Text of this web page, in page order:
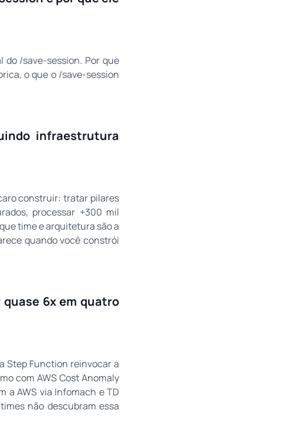
do /save-session. Por que
o que o /save-session
infraestrutura
construir: tratar pilares
processar +300 mil
time e arquitetura são a
quando você constrói
6x em quatro
Step Function reinvocar a
com AWS Cost Anomaly
a AWS via Infomach e TD
não descubram essa